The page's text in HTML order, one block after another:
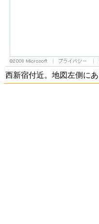
西新宿付近。地図左側に